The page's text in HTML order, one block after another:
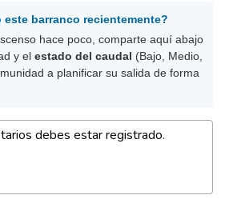
este barranco recientemente?
hace poco, comparte aquí abajo
y el estado del caudal (Bajo, Medio,
a planificar su salida de forma
debes estar registrado.